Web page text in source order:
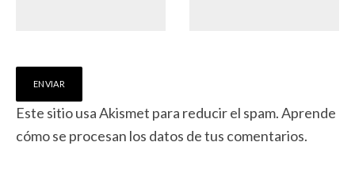
Este sitio usa Akismet para reducir el spam.Aprende
cómo se procesan los datos de tus comentarios.